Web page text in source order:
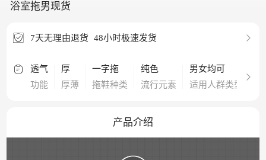
浴室拖男现货
7天无理由退货 48小时极速发货
透气
功能
厚
厚薄
一字拖
拖鞋种类
纯色
流行元素
男女均可
适用人群类型
产品介绍